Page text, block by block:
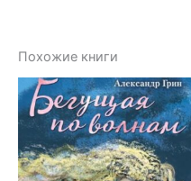
Похожие книги